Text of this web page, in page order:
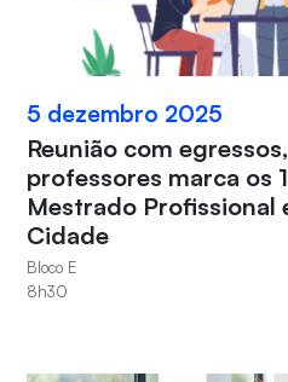
5 dezembro 2025
Reunião com
professores marca os
Mestrado Profissional
Cidade
Bloco E
8h30